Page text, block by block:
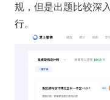
规，但是出题比较深
行。